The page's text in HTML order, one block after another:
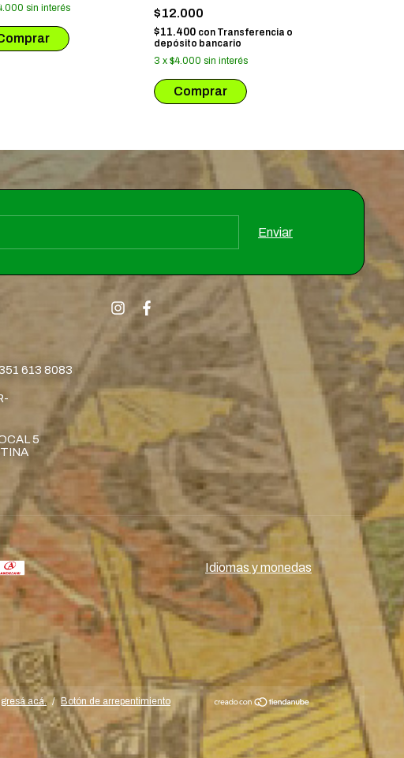
sin interés $12.000
$11.400 con Transferencia o
depósito bancario
3 x $4.000 sin interés
613 8083
5
Idiomas y monedas
acá. / Botón de arrepentimiento